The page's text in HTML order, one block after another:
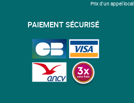
Prix d'un appel local
PAIEMENT SÉCURISÉ